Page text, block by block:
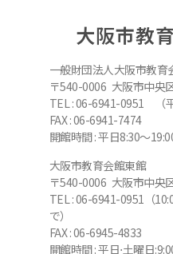
大阪市教
一般財団法人大阪市教育
〒540-0006 大阪市中央
TEL : 06-6941-0951 （平
FAX : 06-6941-7474
開館時間 : 平日8:30～
大阪市教育会館東館
〒540-0006 大阪市中央
TEL : 06-6941-0951（
で）
FAX : 06-6945-4833
開館時間 : 平日⋅土曜日